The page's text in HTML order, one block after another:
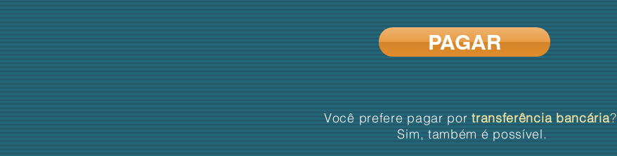
PAGAR
Você prefere pagar por transferência bancária?
Sim, também é possível.